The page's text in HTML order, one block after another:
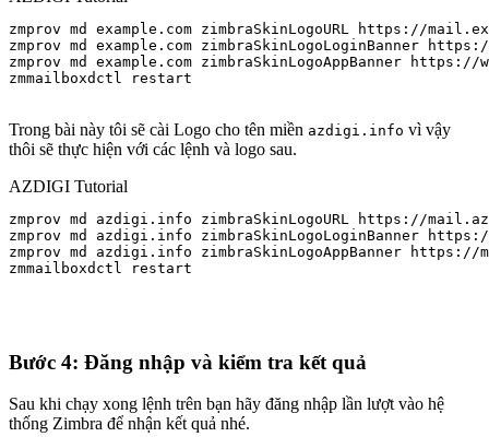
zmprov md example.com zimbraSkinLogoURL https://
zmprov md example.com zimbraSkinLogoLoginBanner
zmprov md example.com zimbraSkinLogoAppBanner https://
zmmailboxdctl restart
Trong bài này tôi sẽ cài Logo cho tên miền azdigi.info vì vậy
thôi sẽ thực hiện với các lệnh và logo sau.
AZDIGI Tutorial
zmprov md azdigi.info zimbraSkinLogoURL https://
zmprov md azdigi.info zimbraSkinLogoLoginBanner
zmprov md azdigi.info zimbraSkinLogoAppBanner
zmmailboxdctl restart
Bước 4: Đăng nhập và kiểm tra kết quả
Sau khi chạy xong lệnh trên bạn hãy đăng nhập lần lượt vào hệ
thống Zimbra để nhận kết quả nhé.